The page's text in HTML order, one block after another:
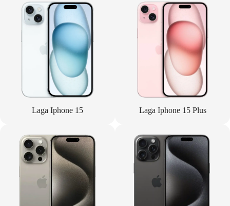
Laga Iphone 15 Laga Iphone 15 Plus